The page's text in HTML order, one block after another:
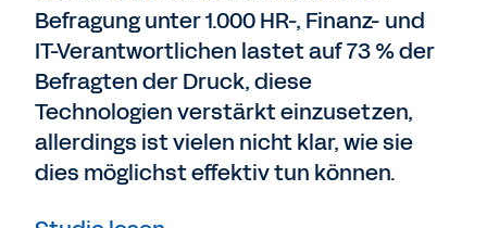
Befragung unter 1.000 HR-, Finanz- und
IT-Verantwortlichen lastet auf 73 % der
Befragten der Druck, diese
Technologien verstärkt einzusetzen,
allerdings ist vielen nicht klar, wie sie
dies möglichst effektiv tun können.